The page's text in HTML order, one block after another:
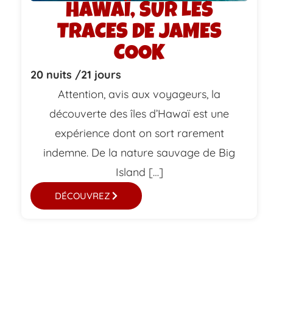
HAWAÏ, SUR LES
TRACES DE JAMES
COOK
20 nuits /21 jours
Attention, avis aux voyageurs, la
découverte des îles d’Hawaï est une
expérience dont on sort rarement
indemne. De la nature sauvage de Big
Island […]
DÉCOUVREZ